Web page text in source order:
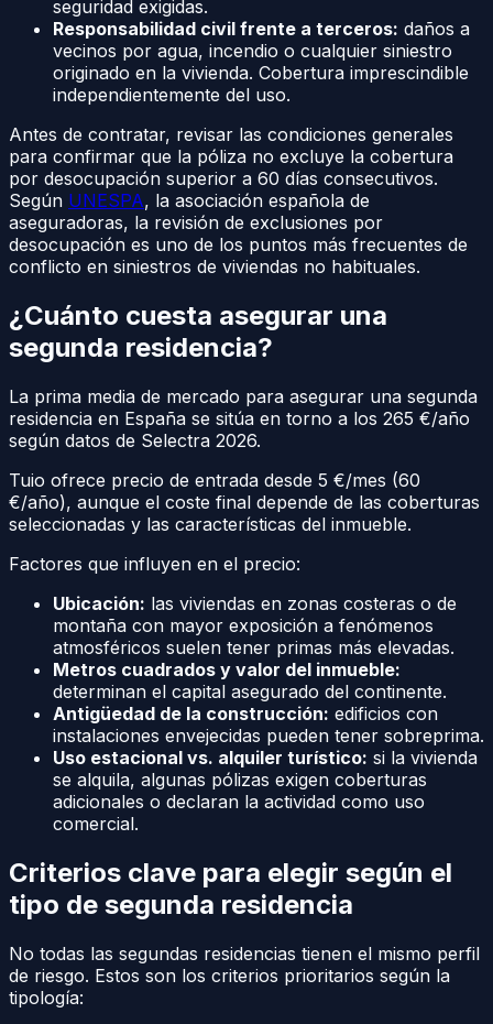
seguridad exigidas.
Responsabilidad civil frente a terceros: daños a
vecinos por agua, incendio o cualquier siniestro
originado en la vivienda. Cobertura imprescindible
independientemente del uso.
Antes de contratar, revisar las condiciones generales
para confirmar que la póliza no excluye la cobertura
por desocupación superior a 60 días consecutivos.
Según UNESPA, la asociación española de
aseguradoras, la revisión de exclusiones por
desocupación es uno de los puntos más frecuentes de
conflicto en siniestros de viviendas no habituales.
¿Cuánto cuesta asegurar una
segunda residencia?
La prima media de mercado para asegurar una segunda
residencia en España se sitúa en torno a los 265 €/año
según datos de Selectra 2026.
Tuio ofrece precio de entrada desde 5 €/mes (60
€/año), aunque el coste final depende de las coberturas
seleccionadas y las características del inmueble.
Factores que influyen en el precio:
Ubicación: las viviendas en zonas costeras o de
montaña con mayor exposición a fenómenos
atmosféricos suelen tener primas más elevadas.
Metros cuadrados y valor del inmueble:
determinan el capital asegurado del continente.
Antigüedad de la construcción: edificios con
instalaciones envejecidas pueden tener sobreprima.
Uso estacional vs. alquiler turístico: si la vivienda
se alquila, algunas pólizas exigen coberturas
adicionales o declaran la actividad como uso
comercial.
Criterios clave para elegir según el
tipo de segunda residencia
No todas las segundas residencias tienen el mismo perfil
de riesgo. Estos son los criterios prioritarios según la
tipología: